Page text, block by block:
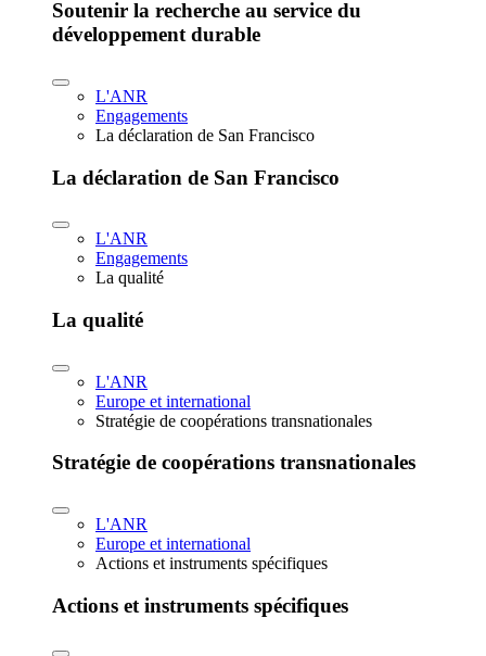
Soutenir la recherche au service du
développement durable
L'ANR
Engagements
La déclaration de San Francisco
La déclaration de San Francisco
L'ANR
Engagements
La qualité
La qualité
L'ANR
Europe et international
Stratégie de coopérations transnationales
Stratégie de coopérations transnationales
L'ANR
Europe et international
Actions et instruments spécifiques
Actions et instruments spécifiques